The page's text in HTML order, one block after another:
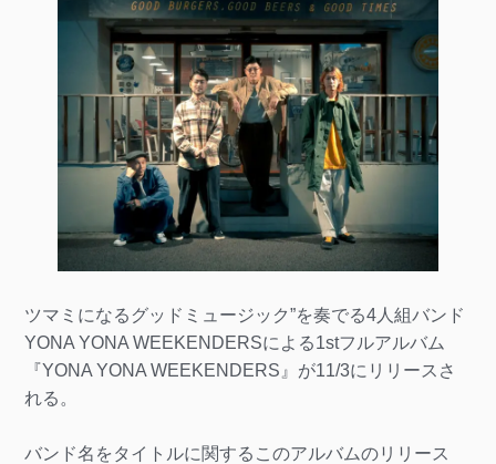
ツマミになるグッドミュージック”を奏でる4人組バンド
YONA YONA WEEKENDERSによる1stフルアルバム
『YONA YONA WEEKENDERS』が11/3にリリースさ
れる。
バンド名をタイトルに関するこのアルバムのリリース